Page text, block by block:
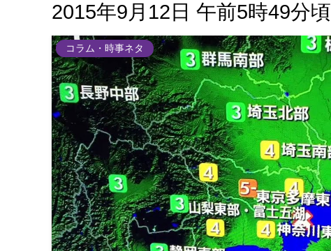
2015年9月12日 午前5時49分頃
コラム・時事ネタ